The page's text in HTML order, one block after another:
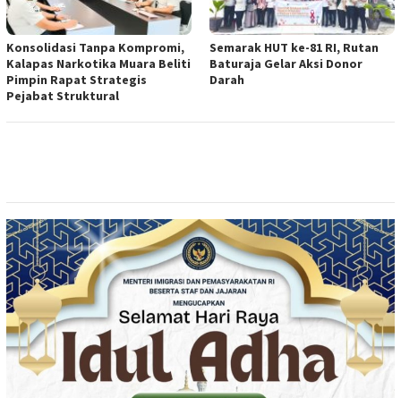
Konsolidasi Tanpa Kompromi,
Kalapas Narkotika Muara Beliti
Pimpin Rapat Strategis
Pejabat Struktural
Semarak HUT ke-81 RI, Rutan
Baturaja Gelar Aksi Donor
Darah